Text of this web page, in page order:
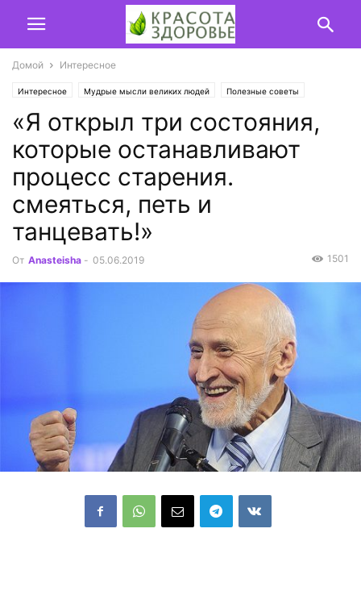
Домой Интересное
Интересное Мудрые мысли великих людей Полезные советы
«Я открыл три состояния,
которые останавливают
процесс cтарения.
смеяться, петь и
танцевать!»
От Anasteisha - 05.06.2019 1501